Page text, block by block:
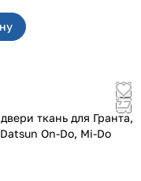
ткань для Гранта,
On-Do, Mi-Do